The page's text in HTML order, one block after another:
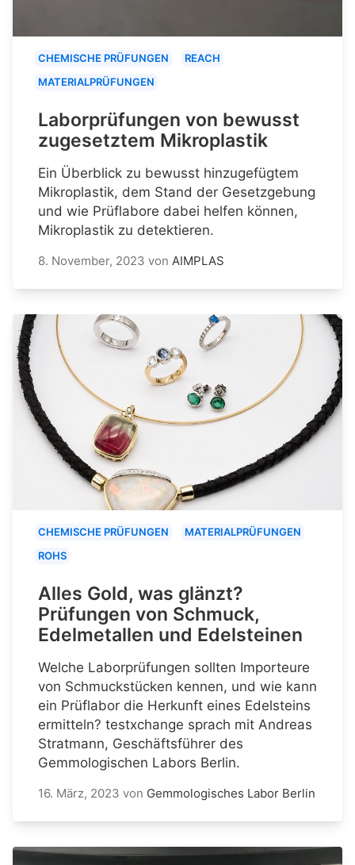
CHEMISCHE PRÜFUNGEN
REACH
MATERIALPRÜFUNGEN
Laborprüfungen von bewusst
zugesetztem Mikroplastik
Ein Überblick zu bewusst hinzugefügtem
Mikroplastik, dem Stand der Gesetzgebung
und wie Prüflabore dabei helfen können,
Mikroplastik zu detektieren.
8. November, 2023 von AIMPLAS
CHEMISCHE PRÜFUNGEN
MATERIALPRÜFUNGEN
ROHS
Alles Gold, was glänzt?
Prüfungen von Schmuck,
Edelmetallen und Edelsteinen
Welche Laborprüfungen sollten Importeure
von Schmuckstücken kennen, und wie kann
ein Prüflabor die Herkunft eines Edelsteins
ermitteln? testxchange sprach mit Andreas
Stratmann, Geschäftsführer des
Gemmologischen Labors Berlin.
16. März, 2023 von Gemmologisches Labor Berlin